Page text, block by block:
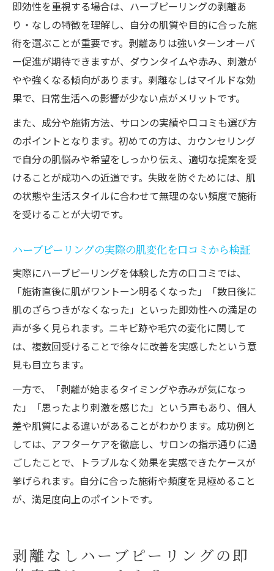
ハーブピーリングの剥離状態と効果持続の
関係
敏感肌に安心なハーブピーリングのメリット
敏感肌でも安心して受けられるハーブピー
リング
自然由来成分による刺激の少ない施術の特
徴
敏感肌向けハーブピーリングの即効性と安
全性
低刺激ハーブピーリングで期待できる効果
まとめ
即効性を重視する場合は、ハーブピーリングの剥離あ
り・なしの特徴を理解し、自分の肌質や目的に合った施
術を選ぶことが重要です。剥離ありは強いターンオーバ
ー促進が期待できますが、ダウンタイムや赤み、刺激が
やや強くなる傾向があります。剥離なしはマイルドな効
果で、日常生活への影響が少ない点がメリットです。
また、成分や施術方法、サロンの実績や口コミも選び方
のポイントとなります。初めての方は、カウンセリング
で自分の肌悩みや希望をしっかり伝え、適切な提案を受
けることが成功への近道です。失敗を防ぐためには、肌
の状態や生活スタイルに合わせて無理のない頻度で施術
を受けることが大切です。
ハーブピーリングの実際の肌変化を口コミから検証
実際にハーブピーリングを体験した方の口コミでは、
「施術直後に肌がワントーン明るくなった」「数日後に
肌のざらつきがなくなった」といった即効性への満足の
声が多く見られます。ニキビ跡や毛穴の変化に関して
は、複数回受けることで徐々に改善を実感したという意
見も目立ちます。
一方で、「剥離が始まるタイミングや赤みが気になっ
た」「思ったより刺激を感じた」という声もあり、個人
差や肌質による違いがあることがわかります。成功例と
しては、アフターケアを徹底し、サロンの指示通りに過
ごしたことで、トラブルなく効果を実感できたケースが
挙げられます。自分に合った施術や頻度を見極めること
が、満足度向上のポイントです。
剥離なしハーブピーリングの即